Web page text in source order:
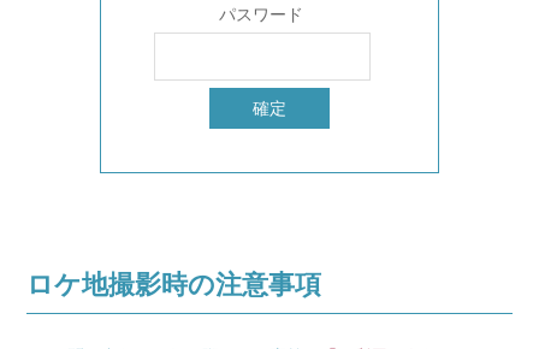
パスワード
ロケ地撮影時の注意事項